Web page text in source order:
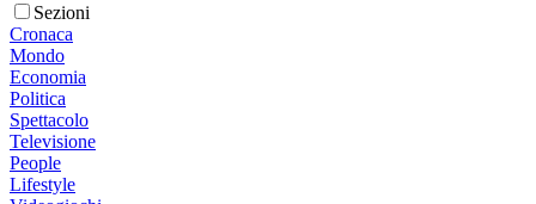
Sezioni
Cronaca
Mondo
Economia
Politica
Spettacolo
Televisione
People
Lifestyle